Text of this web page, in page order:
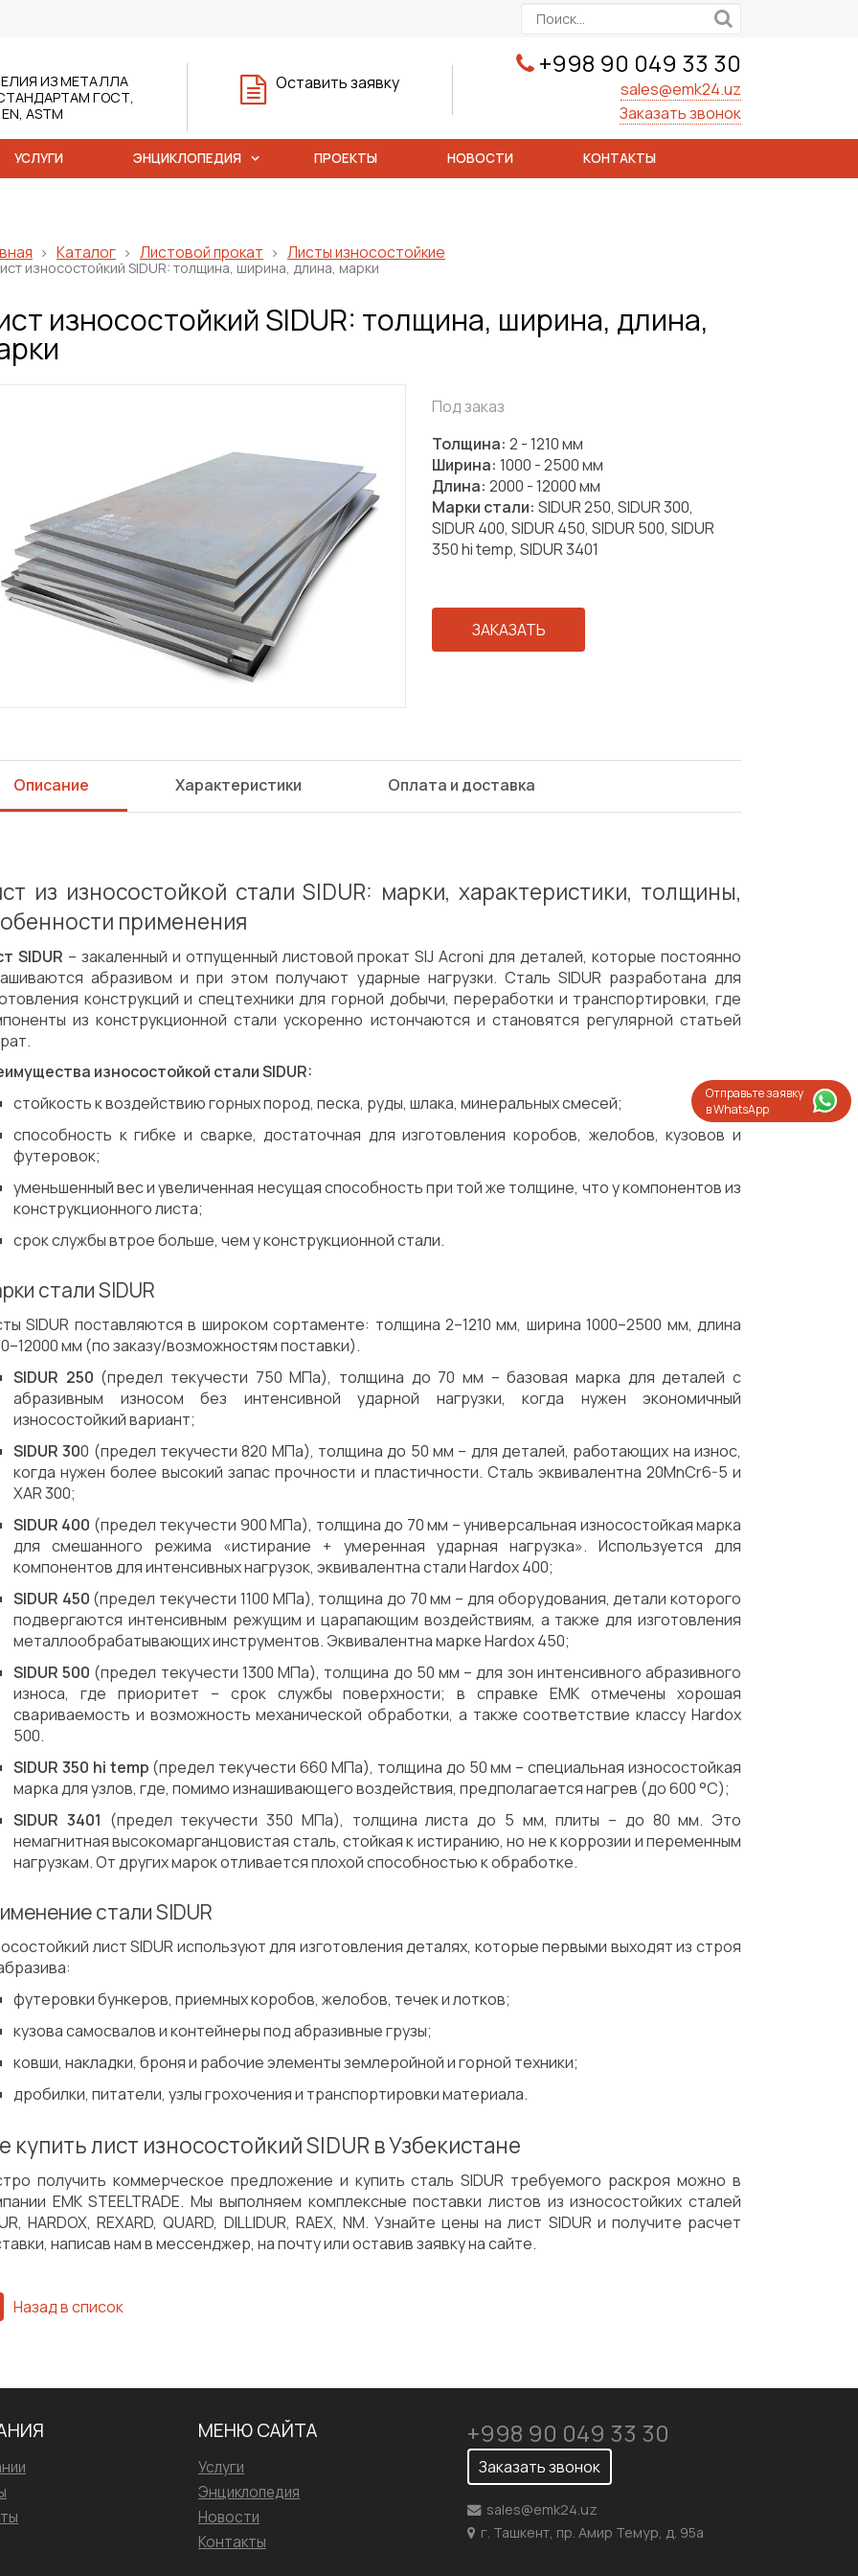
Отправьте заявку
в WhatsApp
+998 90 049 33 30
sales@emk24.uz
Заказать звонок
Оставить заявку
ИЗ МЕТАЛЛА
ГОСТ,
ASTM
УСЛУГИ ЭНЦИКЛОПЕДИЯ ПРОЕКТЫ НОВОСТИ КОНТАКТЫ
Каталог Листовой прокат Листы износостойкие
износостойкий SIDUR: толщина, ширина, длина, марки
износостойкий SIDUR: толщина, ширина, длина,
Под заказ
Толщина: 2 - 1210 мм
Ширина: 1000 - 2500 мм
Длина: 2000 - 12000 мм
Марки стали: SIDUR 250, SIDUR 300,
SIDUR 400, SIDUR 450, SIDUR 500, SIDUR
350 hi temp, SIDUR 3401
ЗАКАЗАТЬ
Описание Характеристики Оплата и доставка
из износостойкой стали SIDUR: марки, характеристики, толщины,
применения
SIDUR – закаленный и отпущенный листовой прокат SIJ Acroni для деталей, которые постоянно
абразивом и при этом получают ударные нагрузки. Сталь SIDUR разработана для
конструкций и спецтехники для горной добычи, переработки и транспортировки, где
из конструкционной стали ускоренно истончаются и становятся регулярной статьей
износостойкой стали SIDUR:
стойкость к воздействию горных пород, песка, руды, шлака, минеральных смесей;
способность к гибке и сварке, достаточная для изготовления коробов, желобов, кузовов и
футеровок;
уменьшенный вес и увеличенная несущая способность при той же толщине, что у компонентов из
конструкционного листа;
срок службы втрое больше, чем у конструкционной стали.
стали SIDUR
SIDUR поставляются в широком сортаменте: толщина 2–1210 мм, ширина 1000–2500 мм, длина
мм (по заказу/возможностям поставки).
SIDUR 250 (предел текучести 750 МПа), толщина до 70 мм – базовая марка для деталей с
абразивным износом без интенсивной ударной нагрузки, когда нужен экономичный
износостойкий вариант;
SIDUR 300 (предел текучести 820 МПа), толщина до 50 мм – для деталей, работающих на износ,
когда нужен более высокий запас прочности и пластичности. Сталь эквивалентна 20MnCr6-5 и
XAR 300;
SIDUR 400 (предел текучести 900 МПа), толщина до 70 мм – универсальная износостойкая марка
для смешанного режима «истирание + умеренная ударная нагрузка». Используется для
компонентов для интенсивных нагрузок, эквивалентна стали Hardox 400;
SIDUR 450 (предел текучести 1100 МПа), толщина до 70 мм – для оборудования, детали которого
подвергаются интенсивным режущим и царапающим воздействиям, а также для изготовления
металлообрабатывающих инструментов. Эквивалентна марке Hardox 450;
SIDUR 500 (предел текучести 1300 МПа), толщина до 50 мм – для зон интенсивного абразивного
износа, где приоритет – срок службы поверхности; в справке ЕМК отмечены хорошая
свариваемость и возможность механической обработки, а также соответствие классу Hardox
500.
SIDUR 350 hi temp (предел текучести 660 МПа), толщина до 50 мм – специальная износостойкая
марка для узлов, где, помимо изнашивающего воздействия, предполагается нагрев (до 600 °C);
SIDUR 3401 (предел текучести 350 МПа), толщина листа до 5 мм, плиты – до 80 мм. Это
немагнитная высокомарганцовистая сталь, стойкая к истиранию, но не к коррозии и переменным
нагрузкам. От других марок отливается плохой способностью к обработке.
стали SIDUR
лист SIDUR используют для изготовления деталях, которые первыми выходят из строя
футеровки бункеров, приемных коробов, желобов, течек и лотков;
кузова самосвалов и контейнеры под абразивные грузы;
ковши, накладки, броня и рабочие элементы землеройной и горной техники;
дробилки, питатели, узлы грохочения и транспортировки материала.
купить лист износостойкий SIDUR в Узбекистане
получить коммерческое предложение и купить сталь SIDUR требуемого раскроя можно в
EMK STEELTRADE. Мы выполняем комплексные поставки листов из износостойких сталей
HARDOX, REXARD, QUARD, DILLIDUR, RAEX, NM. Узнайте цены на лист SIDUR и получите расчет
написав нам в мессенджер, на почту или оставив заявку на сайте.
Назад в список
+998 90 049 33 30
Заказать звонок
sales@emk24.uz
г. Ташкент, пр. Амир Темур, д. 95а
МЕНЮ САЙТА
Услуги
Энциклопедия
Новости
Контакты